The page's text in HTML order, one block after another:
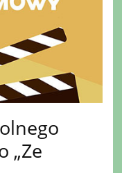
„Ze